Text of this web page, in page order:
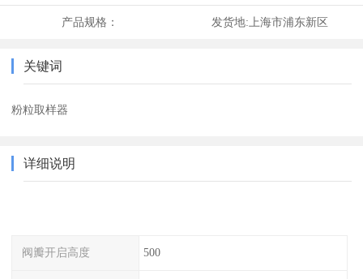
产品规格： 发货地: 上海市浦东新区
关键词
粉粒取样器
详细说明
阀瓣开启高度 500